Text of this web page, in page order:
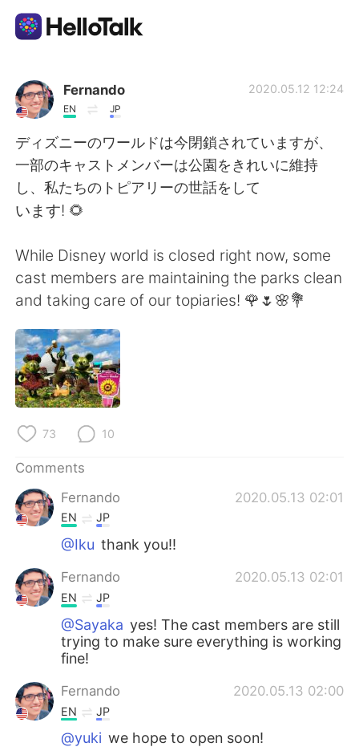
Language Exchange App
AI Grammar Checker
English
Español العربية
日本語
Русский
Indonesia
Português
Fernando
EN JP
2020.05.12 12:24
ディズニーのワールドは今閉鎖されていますが、
一部のキャストメンバーは公園をきれいに維持
し、私たちのトピアリーの世話をして
います! 🌻
While Disney world is closed right now, some
cast members are maintaining the parks clean
and taking care of our topiaries! 🌹🌷🌸💐
73 10
Comments
Fernando
2020.05.13 02:01
EN JP
@Iku thank you!!
Fernando 2020.05.13 02:01
EN JP
@Sayaka yes! The cast members are still
trying to make sure everything is working
fine!
Fernando 2020.05.13 02:00
EN JP
@yuki we hope to open soon!